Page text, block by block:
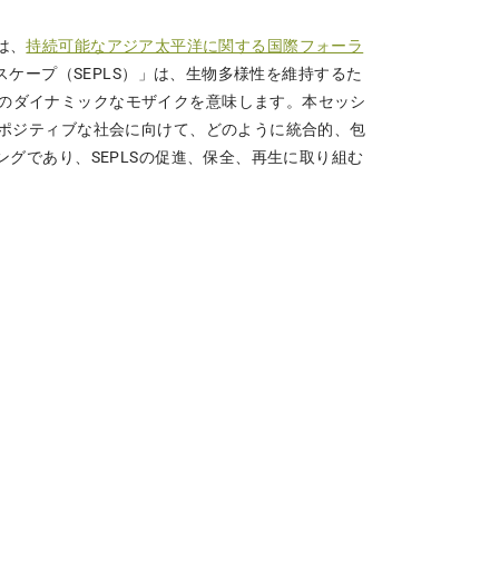
、持続可能なアジア太平洋に関する国際フォーラ
ープ（SEPLS）」は、生物多様性を維持するた
ダイナミックなモザイクを意味します。本セッシ
ジティブな社会に向けて、どのように統合的、包
であり、SEPLSの促進、保全、再生に取り組む